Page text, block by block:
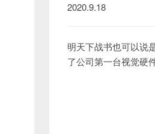
2020.9.18
明天下战书也可以说
了公司第一台视觉硬